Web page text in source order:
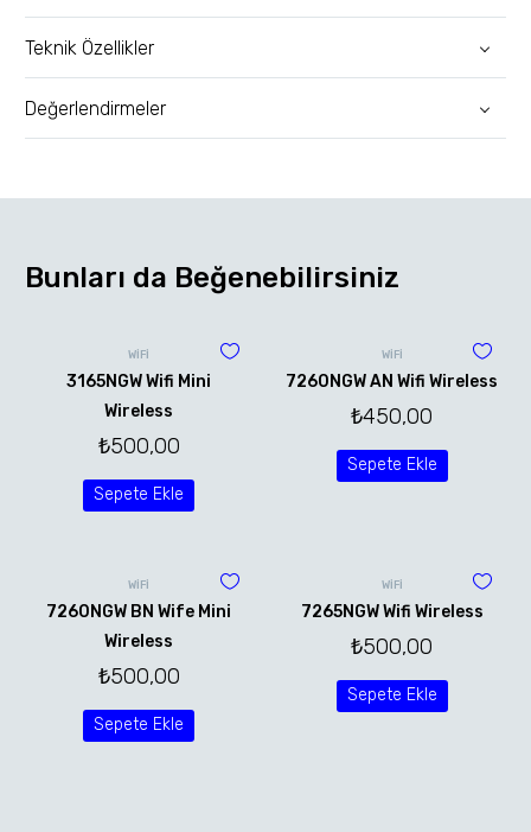
Teknik Özellikler
Değerlendirmeler
Bunları da Beğenebilirsiniz
WİFİ
3165NGW Wifi Mini
Wireless
₺500,00
Sepete Ekle
WİFİ
7260NGW AN Wifi Wireless
₺450,00
Sepete Ekle
WİFİ
7260NGW BN Wife Mini
Wireless
₺500,00
Sepete Ekle
WİFİ
7265NGW Wifi Wireless
₺500,00
Sepete Ekle